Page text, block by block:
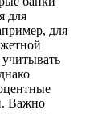
для
для
Важно